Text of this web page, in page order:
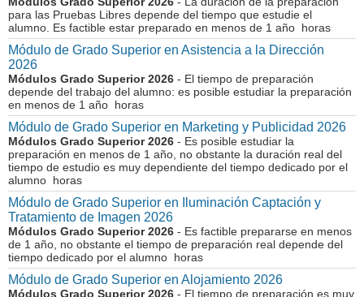
para las Pruebas Libres depende del tiempo que estudie el
alumno. Es factible estar preparado en menos de 1 año horas
Módulo de Grado Superior en Asistencia a la Dirección
2026
Módulos Grado Superior 2026 - El tiempo de preparación
depende del trabajo del alumno: es posible estudiar la preparación
en menos de 1 año horas
Módulo de Grado Superior en Marketing y Publicidad 2026
Módulos Grado Superior 2026 - Es posible estudiar la
preparación en menos de 1 año, no obstante la duración real del
tiempo de estudio es muy dependiente del tiempo dedicado por el
alumno horas
Módulo de Grado Superior en Iluminación Captación y
Tratamiento de Imagen 2026
Módulos Grado Superior 2026 - Es factible prepararse en menos
de 1 año, no obstante el tiempo de preparación real depende del
tiempo dedicado por el alumno horas
Módulo de Grado Superior en Alojamiento 2026
Módulos Grado Superior 2026 - El tiempo de preparación es muy